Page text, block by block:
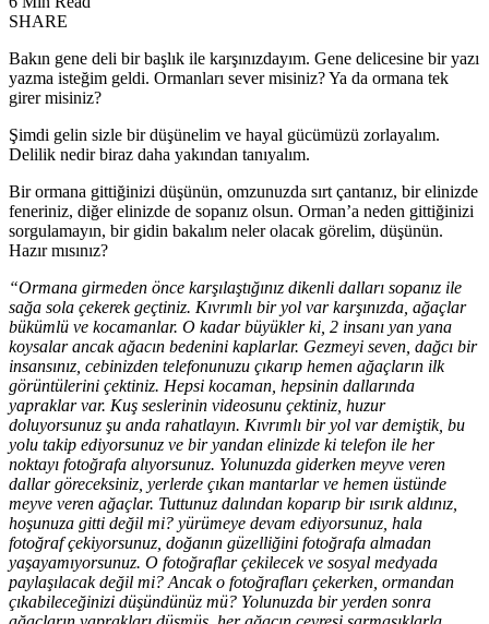
SHARE
Bakın gene deli bir başlık ile karşınızdayım. Gene delicesine bir yazı
yazma isteğim geldi. Ormanları sever misiniz? Ya da ormana tek
girer misiniz?
Şimdi gelin sizle bir düşünelim ve hayal gücümüzü zorlayalım.
Delilik nedir biraz daha yakından tanıyalım.
Bir ormana gittiğinizi düşünün, omzunuzda sırt çantanız, bir elinizde
feneriniz, diğer elinizde de sopanız olsun. Orman’a neden gittiğinizi
sorgulamayın, bir gidin bakalım neler olacak görelim, düşünün.
Hazır mısınız?
“Ormana girmeden önce karşılaştığınız dikenli dalları sopanız ile
sağa sola çekerek geçtiniz. Kıvrımlı bir yol var karşınızda, ağaçlar
bükümlü ve kocamanlar. O kadar büyükler ki, 2 insanı yan yana
koysalar ancak ağacın bedenini kaplarlar. Gezmeyi seven, dağcı bir
insansınız, cebinizden telefonunuzu çıkarıp hemen ağaçların ilk
görüntülerini çektiniz. Hepsi kocaman, hepsinin dallarında
yapraklar var. Kuş seslerinin videosunu çektiniz, huzur
doluyorsunuz şu anda rahatlayın. Kıvrımlı bir yol var demiştik, bu
yolu takip ediyorsunuz ve bir yandan elinizde ki telefon ile her
noktayı fotoğrafa alıyorsunuz. Yolunuzda giderken meyve veren
dallar göreceksiniz, yerlerde çıkan mantarlar ve hemen üstünde
meyve veren ağaçlar. Tuttunuz dalından koparıp bir ısırık aldınız,
hoşunuza gitti değil mi? yürümeye devam ediyorsunuz, hala
fotoğraf çekiyorsunuz, doğanın güzelliğini fotoğrafa almadan
yaşayamıyorsunuz. O fotoğraflar çekilecek ve sosyal medyada
paylaşılacak değil mi? Ancak o fotoğrafları çekerken, ormandan
çıkabileceğinizi düşündünüz mü? Yolunuzda bir yerden sonra